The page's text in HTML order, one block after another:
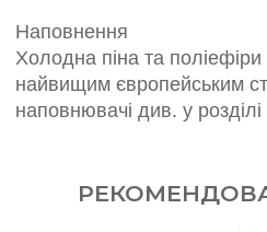
Наповнення
Холодна піна та поліефіри
найвищим європейським
наповнювачі див. у